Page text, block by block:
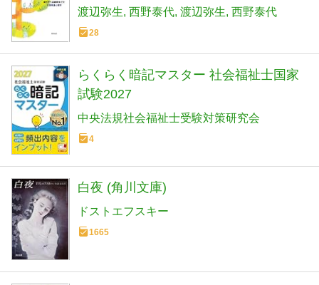
渡辺弥生 西野泰代 渡辺弥生 西野泰代
28
らくらく暗記マスター 社会福祉士国家
試験2027
中央法規社会福祉士受験対策研究会
4
白夜 (角川文庫)
ドストエフスキー
1665